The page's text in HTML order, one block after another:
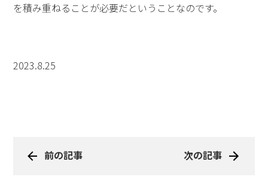
を積み重ねることが必要だということなのです。
2023.8.25
前の記事 次の記事